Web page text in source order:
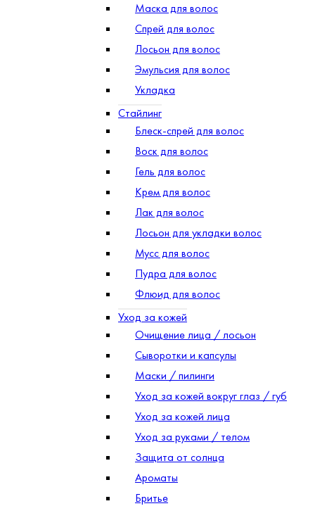
Маска для волос
Спрей для волос
Лосьон для волос
Эмульсия для волос
Укладка
Стайлинг
Блеск-спрей для волос
Воск для волос
Гель для волос
Крем для волос
Лак для волос
Лосьон для укладки волос
Мусс для волос
Пудра для волос
Флюид для волос
Уход за кожей
Очищение лица / лосьон
Сыворотки и капсулы
Маски / пилинги
Уход за кожей вокруг глаз / губ
Уход за кожей лица
Уход за руками / телом
Защита от солнца
Ароматы
Бритье